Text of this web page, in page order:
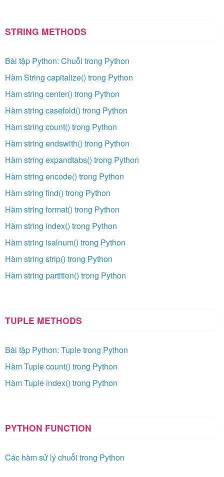
STRING METHODS
Bài tập Python: Chuỗi trong Python
Hàm String capitalize() trong Python
Hàm string center() trong Python
Hàm string casefold() trong Python
Hàm string count() trong Python
Hàm string endswith() trong Python
Hàm string expandtabs() trong Python
Hàm string encode() trong Python
Hàm string find() trong Python
Hàm string format() trong Python
Hàm string index() trong Python
Hàm string isalnum() trong Python
Hàm string strip() trong Python
Hàm string partition() trong Python
TUPLE METHODS
Bài tập Python: Tuple trong Python
Hàm Tuple count() trong Python
Hàm Tuple index() trong Python
PYTHON FUNCTION
Các hàm sử lý chuỗi trong Python